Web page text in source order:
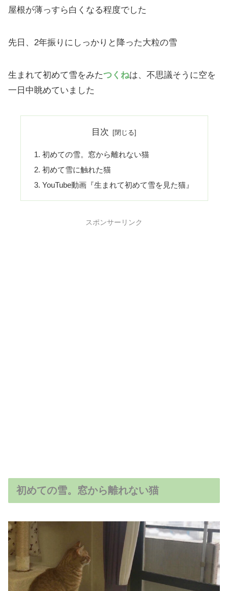
屋根が薄っすら白くなる程度でした
先日、2年振りにしっかりと降った大粒の雪
生まれて初めて雪をみたつくねは、不思議そうに空を
一日中眺めていました
目次
初めての雪。窓から離れない猫
初めて雪に触れた猫
YouTube動画『生まれて初めて雪を見た猫』
スポンサーリンク
初めての雪。窓から離れない猫